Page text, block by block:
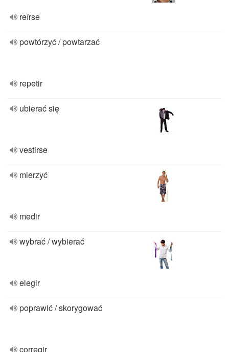
reírse
powtórzyć / powtarzać
repetir
ubierać się
vestirse
mierzyć
medir
wybrać / wybierać
elegir
poprawić / skorygować
corregir